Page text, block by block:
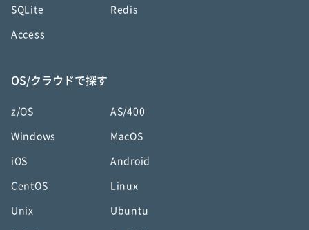
SQLite Redis
Access
OS/クラウドで探す
z/OS AS/400
Windows MacOS
iOS Android
CentOS Linux
Unix Ubuntu